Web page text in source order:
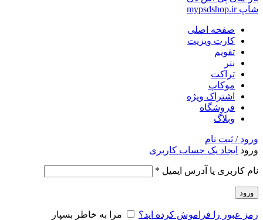
صفحه اصلی
کارت ویزیت
تقویم
بنر
تراکت
موکاپ
اشتراک ویژه
فروشگاه
وبلاگ
ورود / ثبت نام
ورود ایجاد یک حساب کاربری
نام کاربری یا آدرس ایمیل *
ورود
رمز عبور را فراموش کرده اید؟ مرا به خاطر بسپار